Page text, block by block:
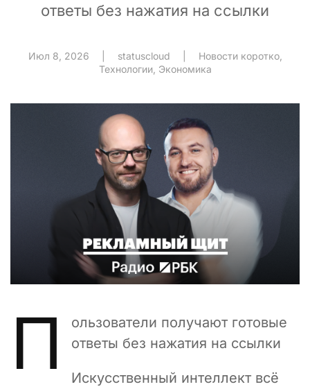
ответы без нажатия на ссылки
Июл 8, 2026 statuscloud Новости коротко,
Технологии Экономика
П
ользователи получают готовые
ответы без нажатия на ссылки
Искусственный интеллект всё